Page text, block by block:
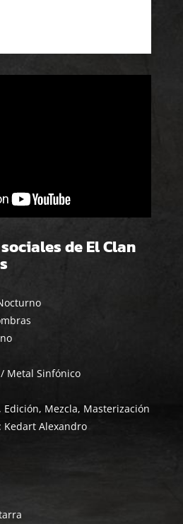
de El Clan
Metal Sinfónico
Mezcla, Masterización
Kedart Alexandro